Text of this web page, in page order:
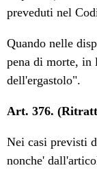
preveduti nel
Quando nelle
pena di morte, in
dell'ergastolo".
Art. 376.
Nei casi previsti
nonche'